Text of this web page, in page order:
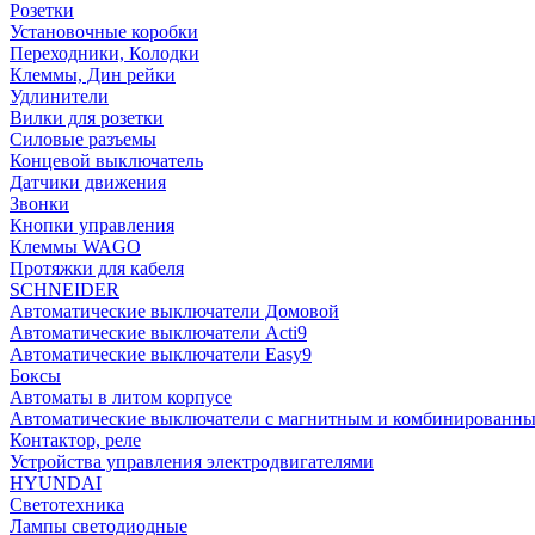
Розетки
Установочные коробки
Переходники, Колодки
Клеммы, Дин рейки
Удлинители
Вилки для розетки
Силовые разъемы
Концевой выключатель
Датчики движения
Звонки
Кнопки управления
Клеммы WAGO
Протяжки для кабеля
SCHNEIDER
Автоматические выключатели Домовой
Автоматические выключатели Acti9
Автоматические выключатели Easy9
Боксы
Автоматы в литом корпусе
Автоматические выключатели с магнитным и
Контактор, реле
Устройства управления электродвигателями
HYUNDAI
Светотехника
Лампы светодиодные